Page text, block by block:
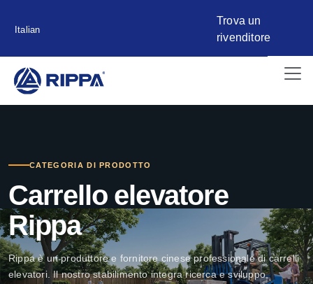
Italian
Trova un
rivenditore
CATEGORIA DI PRODOTTO
Carrello elevatore
Rippa
Rippa è un produttore e fornitore cinese professionale di carrelli
elevatori. Il nostro stabilimento integra ricerca e sviluppo,